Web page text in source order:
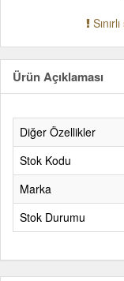
Ürün Açıklaması
Diğer Özellikler
Stok Kodu
Marka
Stok Durumu